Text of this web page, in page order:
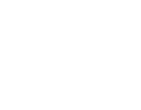
とをご了承くだ
ない年数を意
通知します。
ムロン制御